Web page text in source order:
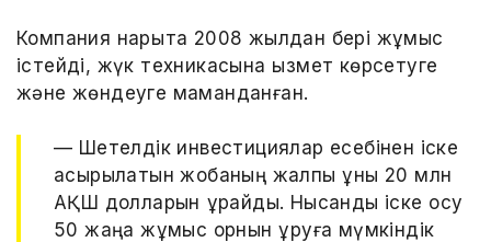
Компания нарықта 2008 жылдан бері жұмыс
істейді, жүк техникасына қызмет көрсетуге
және жөндеуге маманданған.
— Шетелдік инвестициялар есебінен іске
асырылатын жобаның жалпы құны 20 млн
АҚШ долларын құрайды. Нысанды іске қосу
50 жаңа жұмыс орнын құруға мүмкіндік